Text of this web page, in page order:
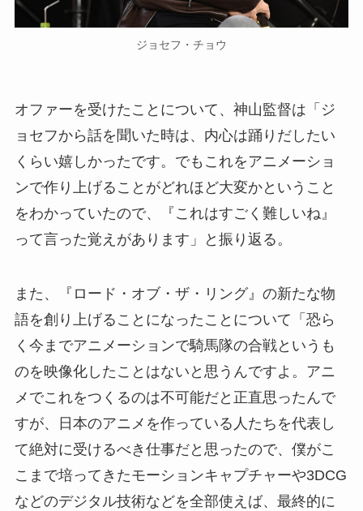
ジョセフ・チョウ
オファーを受けたことについて、神山監督は「ジ
ョセフから話を聞いた時は、内心は踊りだしたい
くらい嬉しかったです。でもこれをアニメーショ
ンで作り上げることがどれほど大変かということ
をわかっていたので、『これはすごく難しいね』
って言った覚えがあります」と振り返る。
また、『ロード・オブ・ザ・リング』の新たな物
語を創り上げることになったことについて「恐ら
く今までアニメーションで騎馬隊の合戦というも
のを映像化したことはないと思うんですよ。アニ
メでこれをつくるのは不可能だと正直思ったんで
すが、日本のアニメを作っている人たちを代表し
て絶対に受けるべき仕事だと思ったので、僕がこ
こまで培ってきたモーションキャプチャーや3DCG
などのデジタル技術などを全部使えば、最終的に